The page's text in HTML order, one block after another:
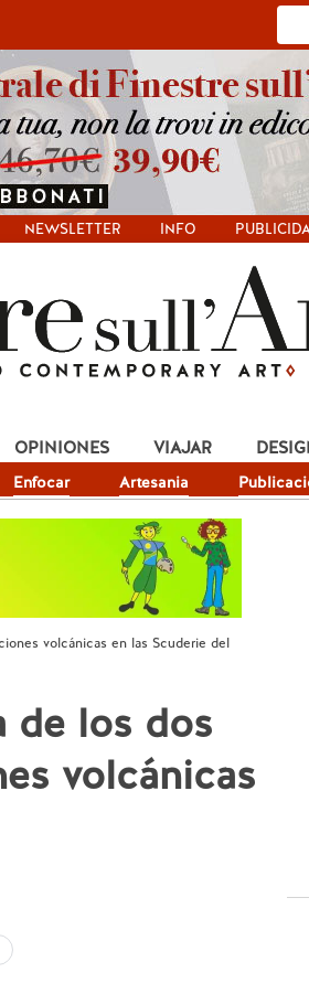
NEWSLETTER INFO
Enfocar Artesania
OPINIONES VIAJAR
volcánicas en las Scuderie del
de los dos
volcánicas